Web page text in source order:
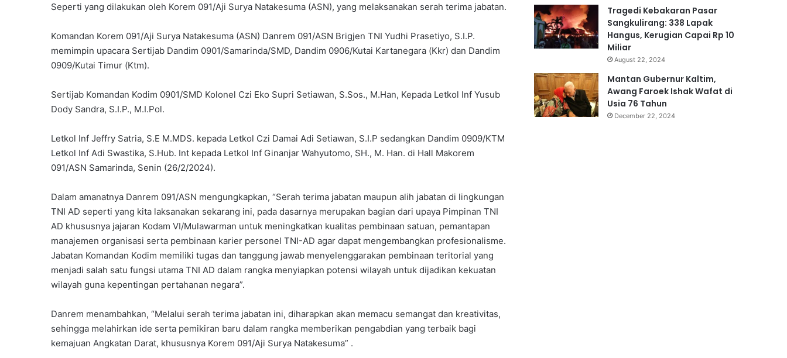
Seperti yang dilakukan oleh Korem 091/Aji Surya Natakesuma (ASN), yang melaksanakan serah terima jabatan.
Komandan Korem 091/Aji Surya Natakesuma (ASN) Danrem 091/ASN Brigjen TNI Yudhi Prasetiyo, S.I.P.
memimpin upacara Sertijab Dandim 0901/Samarinda/SMD, Dandim 0906/Kutai Kartanegara (Kkr) dan Dandim
0909/Kutai Timur (Ktm).
Sertijab Komandan Kodim 0901/SMD Kolonel Czi Eko Supri Setiawan, S.Sos., M.Han, Kepada Letkol Inf Yusub
Dody Sandra, S.I.P., M.I.Pol.
Letkol Inf Jeffry Satria, S.E M.MDS. kepada Letkol Czi Damai Adi Setiawan, S.I.P sedangkan Dandim 0909/KTM
Letkol Inf Adi Swastika, S.Hub. Int kepada Letkol Inf Ginanjar Wahyutomo, SH., M. Han. di Hall Makorem
091/ASN Samarinda, Senin (26/2/2024).
Dalam amanatnya Danrem 091/ASN mengungkapkan, “Serah terima jabatan maupun alih jabatan di lingkungan
TNI AD seperti yang kita laksanakan sekarang ini, pada dasarnya merupakan bagian dari upaya Pimpinan TNI
AD khususnya jajaran Kodam VI/Mulawarman untuk meningkatkan kualitas pembinaan satuan, pemantapan
manajemen organisasi serta pembinaan karier personel TNI-AD agar dapat mengembangkan profesionalisme.
Jabatan Komandan Kodim memiliki tugas dan tanggung jawab menyelenggarakan pembinaan teritorial yang
menjadi salah satu fungsi utama TNI AD dalam rangka menyiapkan potensi wilayah untuk dijadikan kekuatan
wilayah guna kepentingan pertahanan negara”.
Danrem menambahkan, “Melalui serah terima jabatan ini, diharapkan akan memacu semangat dan kreativitas,
sehingga melahirkan ide serta pemikiran baru dalam rangka memberikan pengabdian yang terbaik bagi
kemajuan Angkatan Darat, khususnya Korem 091/Aji Surya Natakesuma” .
Tragedi Kebakaran Pasar
Sangkulirang: 338 Lapak
Hangus, Kerugian Capai Rp 10
Miliar
August 22, 2024
Mantan Gubernur Kaltim,
Awang Faroek Ishak Wafat di
Usia 76 Tahun
December 22, 2024